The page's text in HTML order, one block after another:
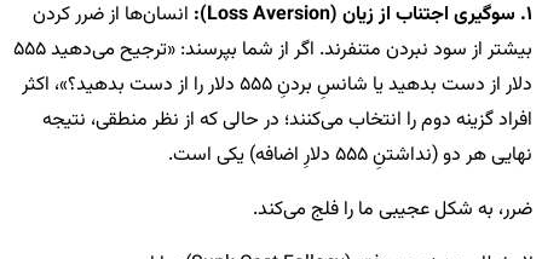
1. سوگیری اجتناب از زیان (Loss Aversion):
انسان‌ها از ضرر کردن
بیشتر از سود نبردن متنفرند. اگر از شما بپرسند: «ترجیح می‌دهید 555
دلار از دست بدهید یا شانسِ بردنِ 555 دلار را از دست بدهید؟»، اکثر
افراد گزینه دوم را انتخاب می‌کنند؛ در حالی که از نظر منطقی، نتیجه
نهایی هر دو (نداشتنِ 555 دلارِ اضافه) یکی است.
ضرر، به شکل عجیبی ما را فلج می‌کند.